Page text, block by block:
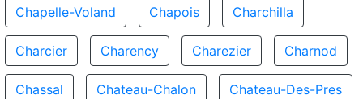
Chapelle-Voland Chapois Charchilla
Charcier Charency Charezier Charnod
Chassal Chateau-Chalon Chateau-Des-Pres